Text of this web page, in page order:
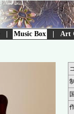
Music Box Art